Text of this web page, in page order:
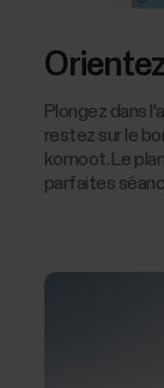
Plongez dans
restez sur le
komoot. Le
parfaites